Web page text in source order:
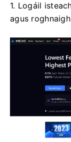
1. Logáil
agus roghnaigh